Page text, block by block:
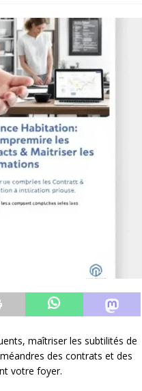
maîtriser les subtilités de
des contrats et des
votre foyer.